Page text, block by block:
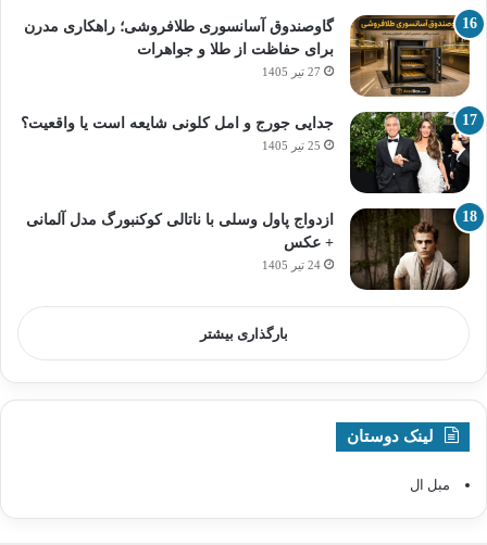
گاوصندوق آسانسوری طلافروشی؛ راهکاری مدرن
برای حفاظت از طلا و جواهرات
27 تیر 1405
جدایی جورج و امل کلونی شایعه است یا واقعیت؟
25 تیر 1405
ازدواج پاول وسلی با ناتالی کوکنبورگ مدل آلمانی
+ عکس
24 تیر 1405
بارگذاری بیشتر
لینک دوستان
مبل ال